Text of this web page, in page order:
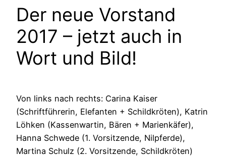
Der neue Vorstand
2017 – jetzt auch in
Wort und Bild!
Von links nach rechts: Carina Kaiser
(Schriftführerin, Elefanten + Schildkröten), Katrin
Löhken (Kassenwartin, Bären + Marienkäfer),
Hanna Schwede (1. Vorsitzende, Nilpferde),
Martina Schulz (2. Vorsitzende, Schildkröten)